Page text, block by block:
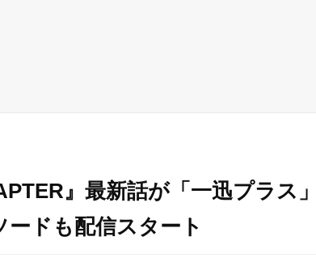
』最新話が「一迅プラス」
ドも配信スタート